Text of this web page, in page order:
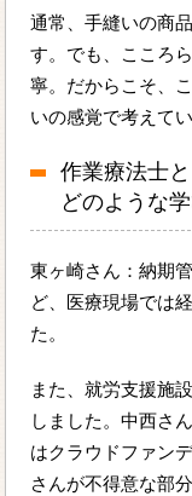
通常、手縫いの商
す。でも、こころ
寧。だからこそ、
いの感覚で考えてい
作業療法士
どのような
東ヶ崎さん：納期
ど、医療現場では
た。
また、就労支援施
しました。中西さ
はクラウドファン
さんが不得意な部